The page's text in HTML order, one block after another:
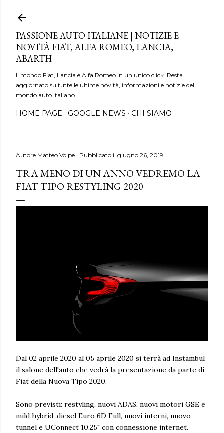
PASSIONE AUTO ITALIANE | NOTIZIE E
NOVITÀ FIAT, ALFA ROMEO, LANCIA,
ABARTH
Il mondo Fiat, Lancia e Alfa Romeo in un unico click. Resta
aggiornato su tutte le ultime novità, informazioni e notizie del
mondo auto italiano.
HOME PAGE GOOGLE NEWS CHI SIAMO
Autore Matteo Volpe Pubblicato il giugno 26, 2019
TRA MENO DI UN ANNO VEDREMO LA
FIAT TIPO RESTYLING 2020
Dal 02 aprile 2020 al 05 aprile 2020 si terrà ad Instambul
il salone dell'auto che vedrà la presentazione da parte di
Fiat della Nuova Tipo 2020.
Sono previsti: restyling, nuovi ADAS, nuovi motori GSE e
mild hybrid, diesel Euro 6D Full, nuovi interni, nuovo
tunnel e UConnect 10.25" con connessione internet.